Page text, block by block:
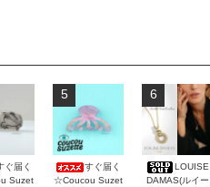
ぐ届く
Suzet
5
すぐ届く
☆Coucou Suzet
6
LOUISE
DAMAS(ルイー